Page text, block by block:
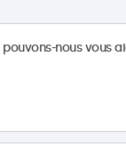
Carrière
Conditions de